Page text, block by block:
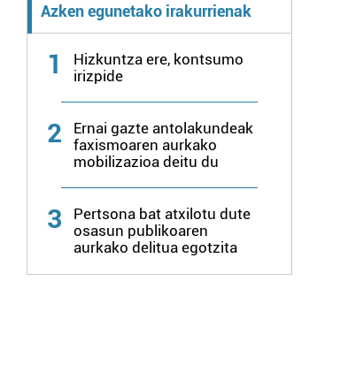
Azken egunetako irakurrienak
1
Hizkuntza ere, kontsumo
irizpide
2
Ernai gazte antolakundeak
faxismoaren aurkako
mobilizazioa deitu du
3
Pertsona bat atxilotu dute
osasun publikoaren
aurkako delitua egotzita